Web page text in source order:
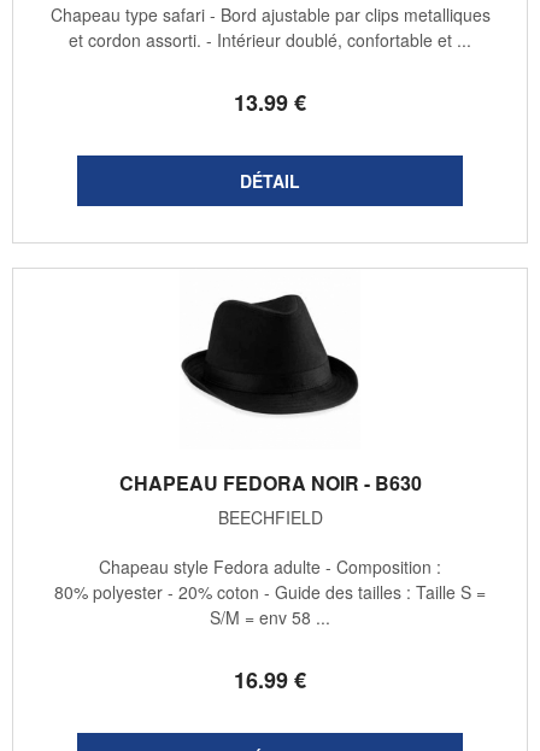
13.99€
Chapeau type safari - Bord ajustable par clips metalliques
et cordon assorti. - Intérieur doublé, confortable et ...
CHAPEAU FEDORA NOIR - B630
BEECHFIELD
16.99€
Chapeau style Fedora adulte - Composition :
80% polyester - 20% coton - Guide des tailles : Taille S =
S/M = env 58 ...